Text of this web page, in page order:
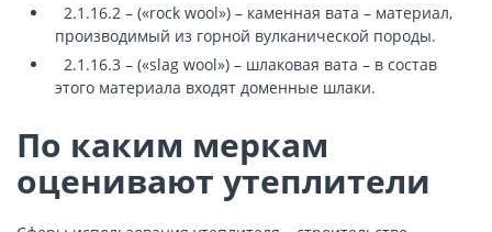
2.1.16.2 – («rock wool») – каменная вата – материал,
производимый из горной вулканической породы.
2.1.16.3 – («slag wool») – шлаковая вата – в состав
этого материала входят доменные шлаки.
По каким меркам
оценивают утеплители